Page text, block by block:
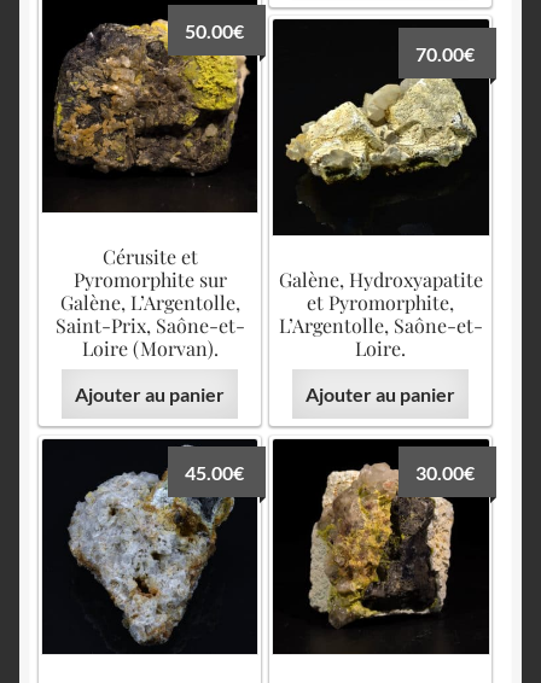
Cérusite et
Pyromorphite sur
Galène, L’Argentolle,
Saint-Prix, Saône-et-
Loire (Morvan).
50.00€
Ajouter au panier
Galène, Hydroxyapatite
et Pyromorphite,
L’Argentolle, Saône-et-
Loire.
70.00€
Ajouter au panier
45.00€ 30.00€